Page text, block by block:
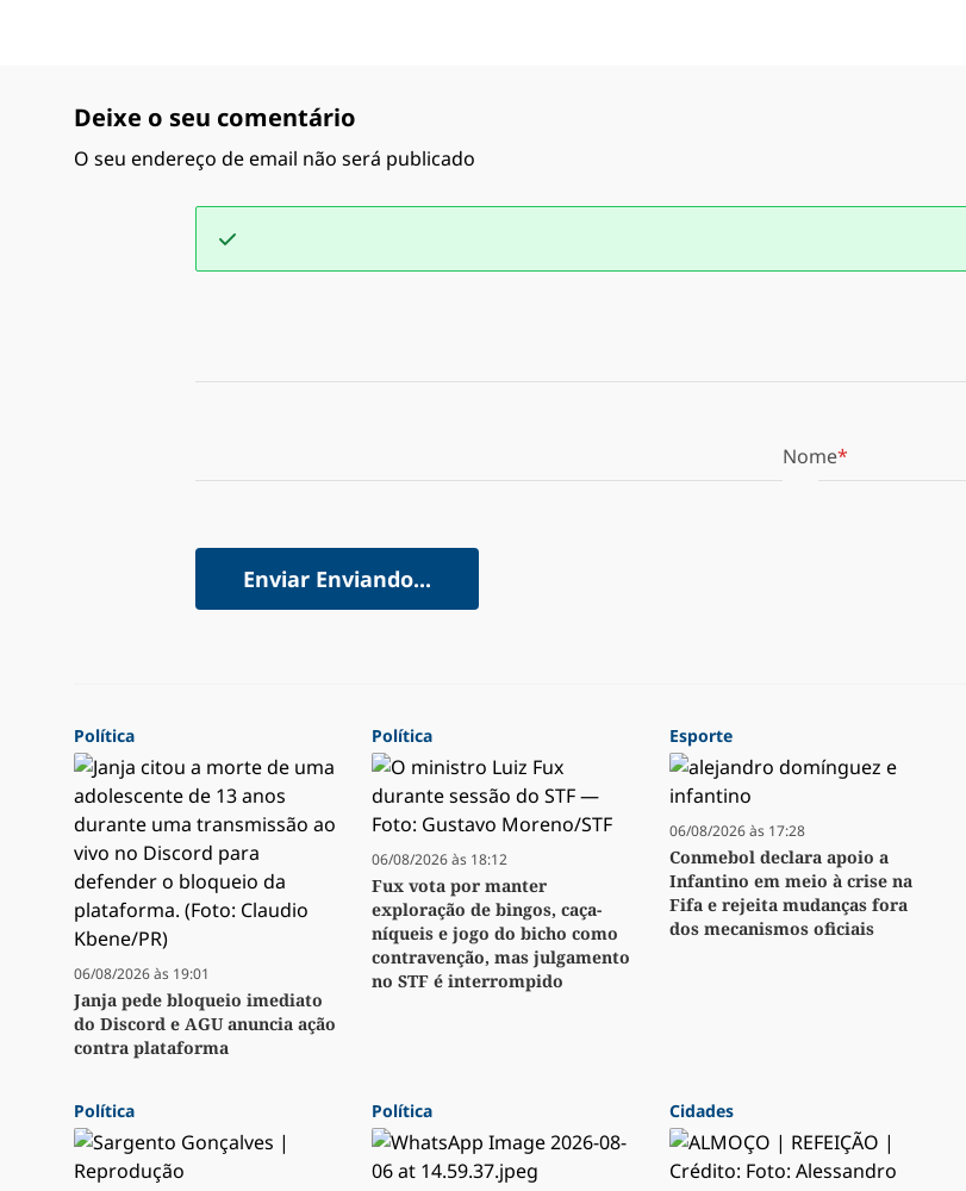
Deixe o seu comentário
O seu endereço de email não será publicado
Nome
Enviar Enviando...
Política
06/08/2026 às 19:01
Janja pede bloqueio imediato
do Discord e AGU anuncia ação
contra plataforma
Política
06/08/2026 às 18:12
Fux vota por manter
exploração de bingos, caça-
níqueis e jogo do bicho como
contravenção, mas julgamento
no STF é interrompido
Esporte
06/08/2026 às 17:28
Conmebol declara apoio a
Infantino em meio à crise na
Fifa e rejeita mudanças fora
dos mecanismos oficiais
Política Política Cidades